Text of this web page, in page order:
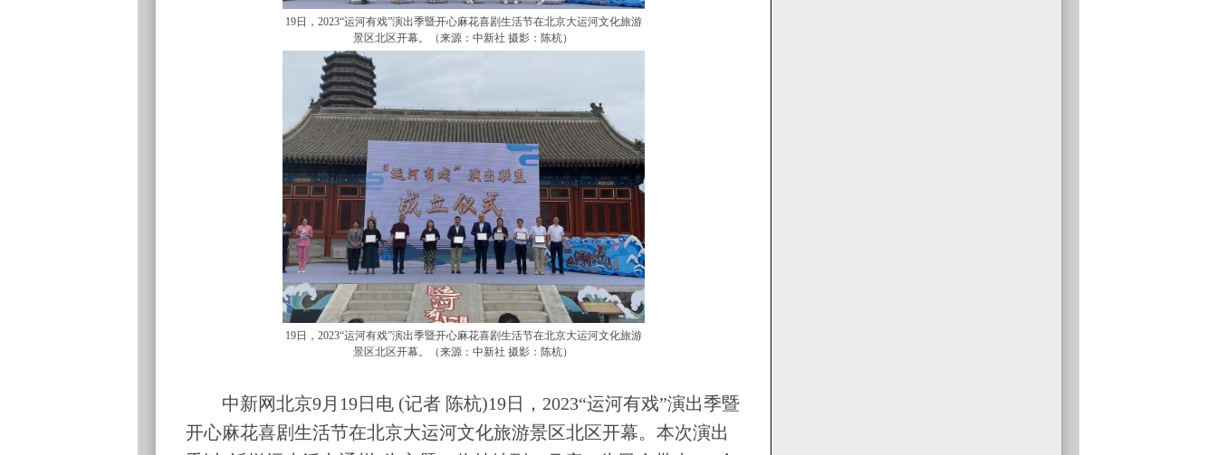
19日，2023“运河有戏”演出季暨开心麻花喜剧生活节在北京大运河文化旅游
景区北区开幕。（来源：中新社 摄影：陈杭）
19日，2023“运河有戏”演出季暨开心麻花喜剧生活节在北京大运河文化旅游
景区北区开幕。（来源：中新社 摄影：陈杭）
中新网北京9月19日电 (记者 陈杭)19日，2023“运河有戏”演出季暨
开心麻花喜剧生活节在北京大运河文化旅游景区北区开幕。本次演出